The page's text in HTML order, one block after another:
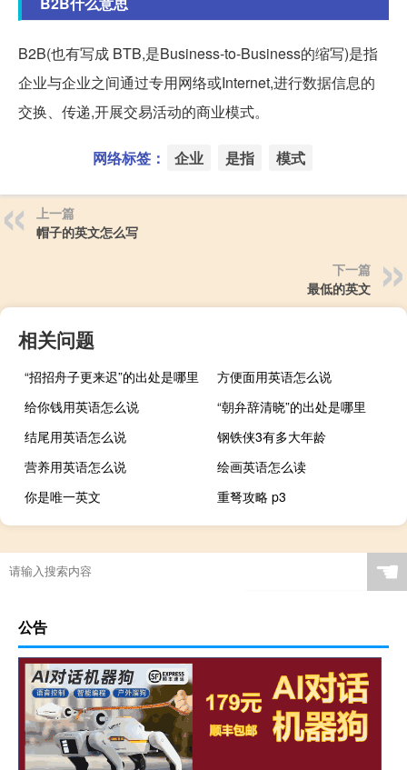
B2B(也有写成 BTB,是Business-to-Business的缩写)是指
企业与企业之间通过专用网络或Internet,进行数据信息的
交换、传递,开展交易活动的商业模式。
网络标签： 企业 是指 模式
上一篇
帽子的英文怎么写
下一篇
最低的英文
相关问题
“招招舟子更来迟”的出处是哪里
方便面用英语怎么说
给你钱用英语怎么说
“朝弁辞清晓”的出处是哪里
结尾用英语怎么说
钢铁侠3有多大年龄
营养用英语怎么说
绘画英语怎么读
你是唯一英文
重弩攻略 p3
☚
公告